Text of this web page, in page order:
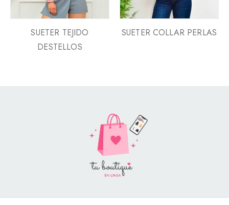
SUETER TEJIDO
DESTELLOS
SUETER COLLAR PERLAS